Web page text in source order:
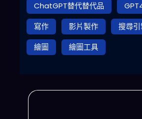
ChatGPT替代替代品
寫作
影片製作 搜尋
繪圖
繪圖工具